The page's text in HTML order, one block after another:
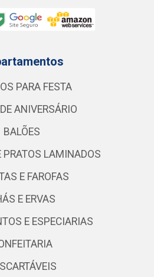
PARA FESTA
ANIVERSÁRIO
BALÕES
PRATOS LAMINADOS
E FAROFAS
E ERVAS
E ESPECIARIAS